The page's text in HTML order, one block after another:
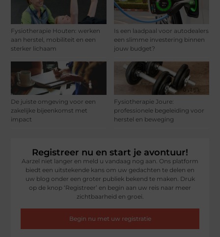
Fysiotherapie Houten: werken
aan herstel, mobiliteit en een
sterker lichaam
Is een laadpaal voor autodealers
een slimme investering binnen
jouw budget?
De juiste omgeving voor een
zakelijke bijeenkomst met
impact
Fysiotherapie Joure:
professionele begeleiding voor
herstel en beweging
Registreer nu en start je avontuur!
Aarzel niet langer en meld u vandaag nog aan. Ons platform
biedt een uitstekende kans om uw gedachten te delen en
uw blog onder een groter publiek bekend te maken. Druk
op de knop ‘Registreer’ en begin aan uw reis naar meer
zichtbaarheid en groei.
Begin nu met uw registratie